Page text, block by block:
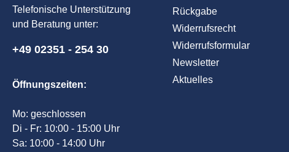
Telefonische Unterstützung
und Beratung unter:
+49 02351 - 254 30
Öffnungszeiten:
Mo: geschlossen
Di - Fr: 10:00 - 15:00 Uhr
Sa: 10:00 - 14:00 Uhr
Rückgabe
Widerrufsrecht
Widerrufsformular
Newsletter
Aktuelles